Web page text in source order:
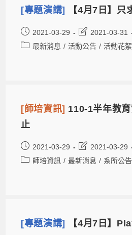
[專題演講] 【4月7日】只
2021-03-29
2021-03-31
最新消息 / 活動公告 / 活動花絮
[師培資訊] 110-1半年教
止
2021-03-29
2021-03-29
師培資訊 / 最新消息 / 系所公告
[專題演講]
【4月7日】